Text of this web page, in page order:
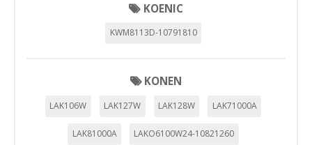
KOENIC
KWM8113D-10791810
KONEN
LAK106W LAK127W LAK128W LAK71000A
LAK81000A LAKO6100W24-10821260